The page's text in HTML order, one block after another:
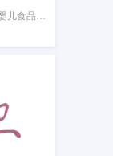
人用药；消毒剂；膏剂；补药；婴儿食品；空气净化制剂；药枕；牙用研磨剂；宠物尿布